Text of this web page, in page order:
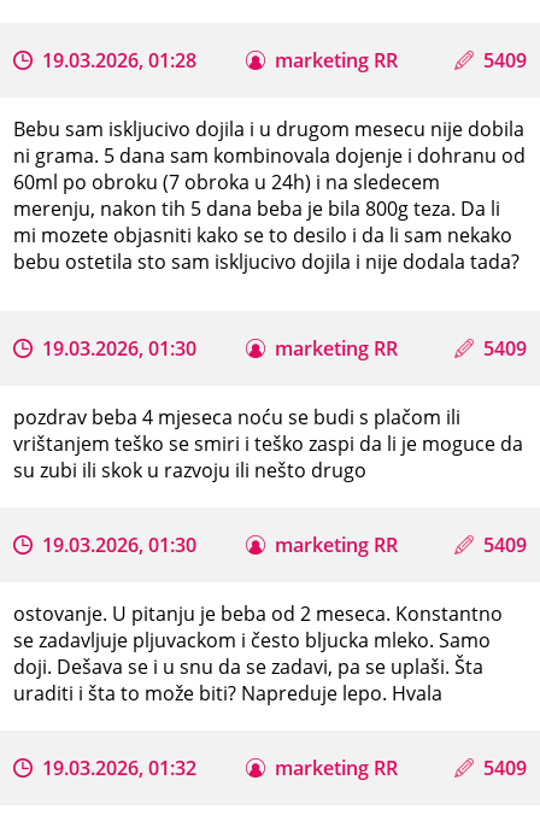
19.03.2026, 01:28 marketing RR 5409
Bebu sam iskljucivo dojila i u drugom mesecu nije dobila
ni grama. 5 dana sam kombinovala dojenje i dohranu od
60ml po obroku (7 obroka u 24h) i na sledecem
merenju, nakon tih 5 dana beba je bila 800g teza. Da li
mi mozete objasniti kako se to desilo i da li sam nekako
bebu ostetila sto sam iskljucivo dojila i nije dodala tada?
19.03.2026, 01:30 marketing RR 5409
pozdrav beba 4 mjeseca noću se budi s plačom ili
vrištanjem teško se smiri i teško zaspi da li je moguce da
su zubi ili skok u razvoju ili nešto drugo
19.03.2026, 01:30 marketing RR 5409
ostovanje. U pitanju je beba od 2 meseca. Konstantno
se zadavljuje pljuvackom i često bljucka mleko. Samo
doji. Dešava se i u snu da se zadavi, pa se uplaši. Šta
uraditi i šta to može biti? Napreduje lepo. Hvala
19.03.2026, 01:32 marketing RR 5409